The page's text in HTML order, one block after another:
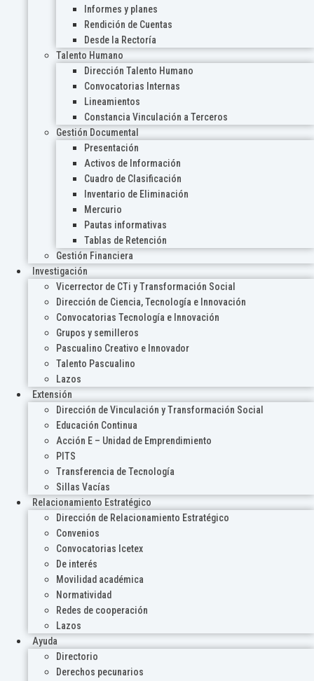
Informes y planes
Rendición de Cuentas
Desde la Rectoría
Talento Humano
Dirección Talento Humano
Convocatorias Internas
Lineamientos
Constancia Vinculación a Terceros
Gestión Documental
Presentación
Activos de Información
Cuadro de Clasificación
Inventario de Eliminación
Mercurio
Pautas informativas
Tablas de Retención
Gestión Financiera
Investigación
Vicerrector de CTi y Transformación Social
Dirección de Ciencia, Tecnología e Innovación
Convocatorias Tecnología e Innovación
Grupos y semilleros
Pascualino Creativo e Innovador
Talento Pascualino
Lazos
Extensión
Dirección de Vinculación y Transformación Social
Educación Continua
Acción E – Unidad de Emprendimiento
PITS
Transferencia de Tecnología
Sillas Vacías
Relacionamiento Estratégico
Dirección de Relacionamiento Estratégico
Convenios
Convocatorias Icetex
De interés
Movilidad académica
Normatividad
Redes de cooperación
Lazos
Ayuda
Directorio
Derechos pecunarios